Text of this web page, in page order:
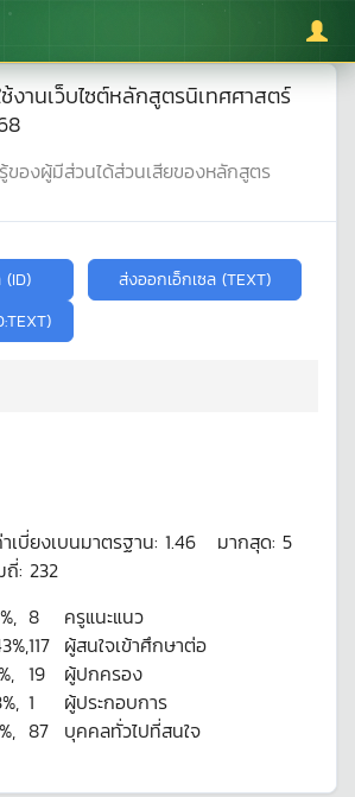
งานเว็บไซต์หลักสูตรนิเทศศาสตร์
ของผู้มีส่วนได้ส่วนเสียของหลักสูตร
เบี่ยงเบนมาตรฐาน: 1.46 มากสุด: 5
ถี่: 232
8
ครูแนะแนว
117 ผู้สนใจเข้าศึกษาต่อ
19
ผู้ปกครอง
1
ผู้ประกอบการ
87 บุคคลทั่วไปที่สนใจ